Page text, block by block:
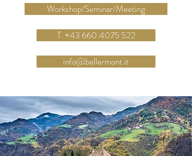
Workshop/Seminar/Meeting
T. +43 660 4075 522
info@bellermont.it